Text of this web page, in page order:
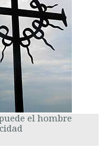
el hombre